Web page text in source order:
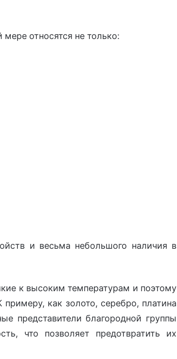
относятся не только:
и весьма небольшого наличия в
к высоким температурам и поэтому
как золото, серебро, платина
представители благородной группы
что позволяет предотвратить их